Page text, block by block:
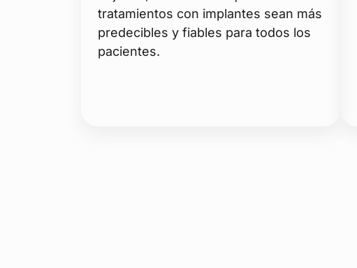
tratamientos con implantes sean más
predecibles y fiables para todos los
pacientes.